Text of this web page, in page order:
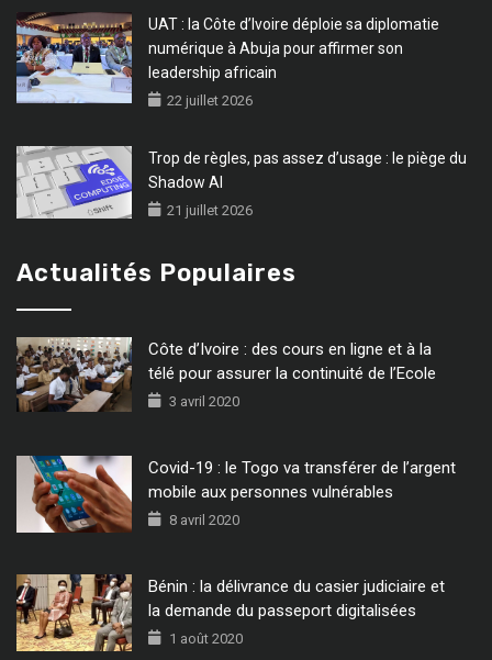
UAT : la Côte d’Ivoire déploie sa diplomatie
numérique à Abuja pour affirmer son
leadership africain
22 juillet 2026
Trop de règles, pas assez d’usage : le piège du
Shadow AI
21 juillet 2026
Actualités Populaires
Côte d’Ivoire : des cours en ligne et à la
télé pour assurer la continuité de l’Ecole
3 avril 2020
Covid-19 : le Togo va transférer de l’argent
mobile aux personnes vulnérables
8 avril 2020
Bénin : la délivrance du casier judiciaire et
la demande du passeport digitalisées
1 août 2020